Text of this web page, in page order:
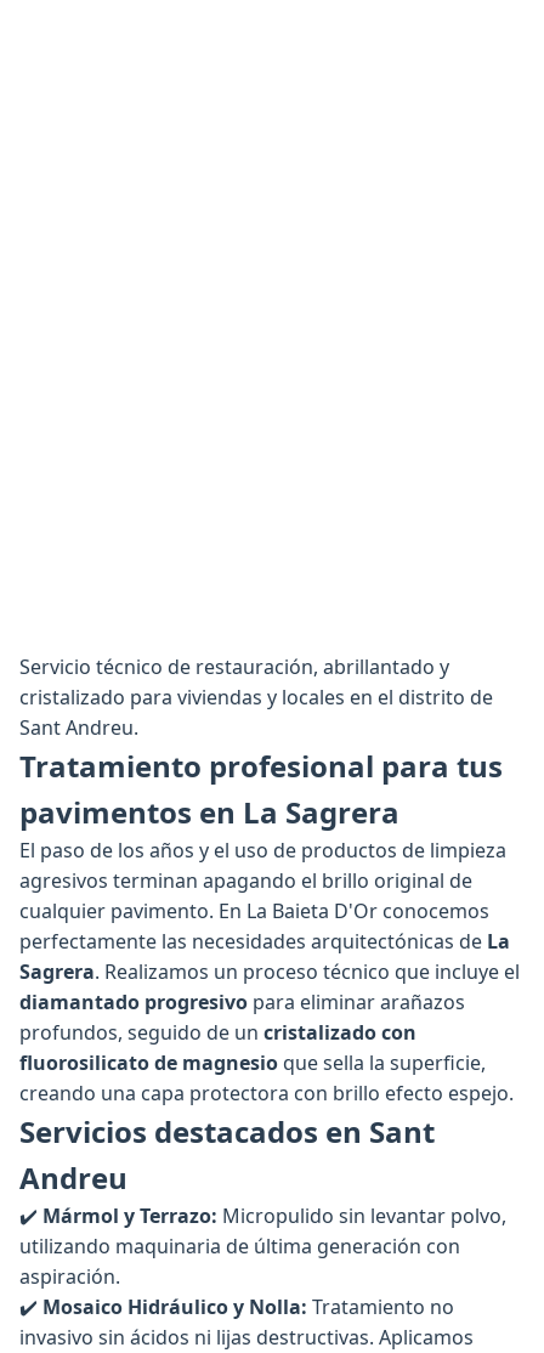
Servicio técnico de restauración, abrillantado y
cristalizado para viviendas y locales en el distrito de
Sant Andreu.
Tratamiento profesional para tus
pavimentos en La Sagrera
El paso de los años y el uso de productos de limpieza
agresivos terminan apagando el brillo original de
cualquier pavimento. En La Baieta D'Or conocemos
perfectamente las necesidades arquitectónicas de La
Sagrera. Realizamos un proceso técnico que incluye el
diamantado progresivo para eliminar arañazos
profundos, seguido de un cristalizado con
fluorosilicato de magnesioque sella la superficie,
creando una capa protectora con brillo efecto espejo.
Servicios destacados en Sant
Andreu
✔️ Mármol y Terrazo: Micropulido sin levantar polvo,
utilizando maquinaria de última generación con
aspiración.
✔️ Mosaico Hidráulico y Nolla: Tratamiento no
invasivo sin ácidos ni lijas destructivas. Aplicamos